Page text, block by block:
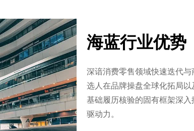
海蓝行业优势
深谙消费零售领域快速迭代
选人在品牌操盘全球化拓局
基础履历核验的固有框架深
驱动力。